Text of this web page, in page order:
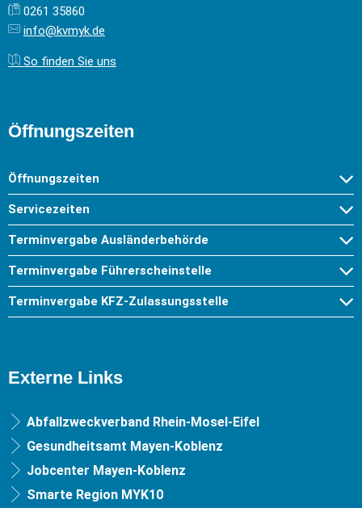
0261 35860
info@kvmyk.de
So finden Sie uns
Öffnungszeiten
Öffnungszeiten
Servicezeiten
Terminvergabe Ausländerbehörde
Terminvergabe Führerscheinstelle
Terminvergabe KFZ-Zulassungsstelle
Externe Links
Abfallzweckverband Rhein-Mosel-Eifel
Gesundheitsamt Mayen-Koblenz
Jobcenter Mayen-Koblenz
Smarte Region MYK10